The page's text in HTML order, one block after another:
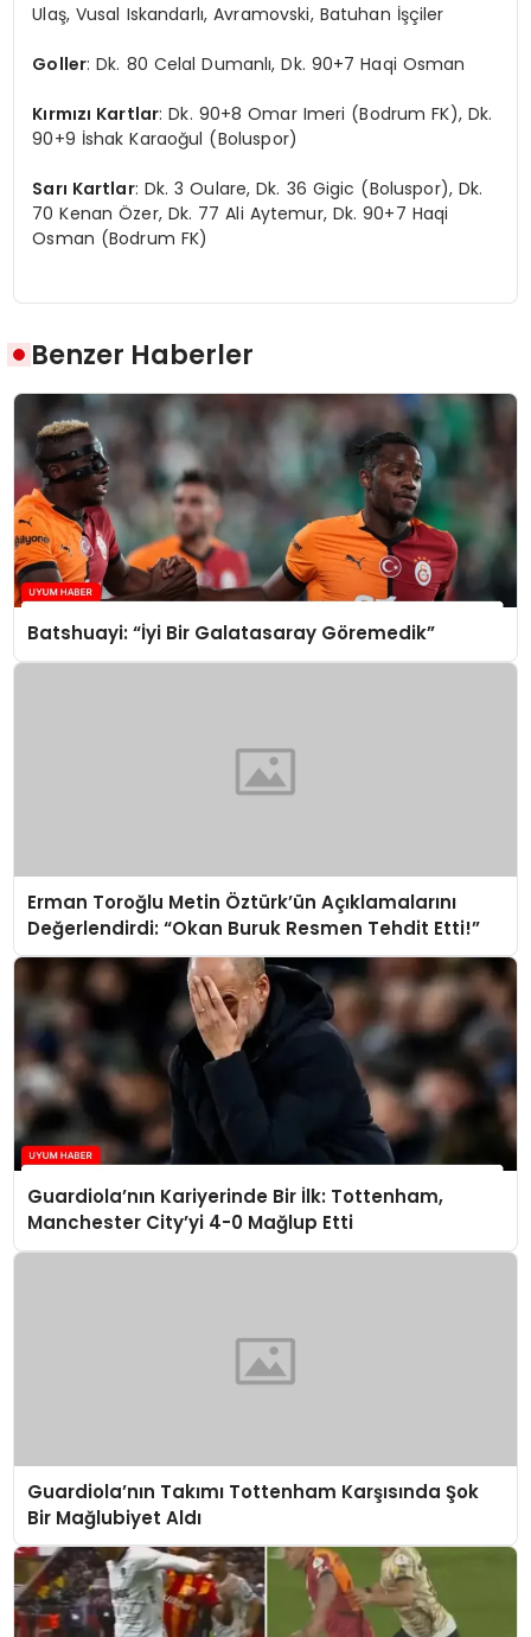
Ulaş, Vusal Iskandarlı, Avramovski, Batuhan İşçiler
Goller: Dk. 80 Celal Dumanlı, Dk. 90+7 Haqi Osman
Kırmızı Kartlar: Dk. 90+8 Omar Imeri (Bodrum FK), Dk.
90+9 İshak Karaoğul (Boluspor)
Sarı Kartlar: Dk. 3 Oulare, Dk. 36 Gigic (Boluspor), Dk.
70 Kenan Özer, Dk. 77 Ali Aytemur, Dk. 90+7 Haqi
Osman (Bodrum FK)
Benzer Haberler
Batshuayi: “İyi Bir Galatasaray Göremedik”
Erman Toroğlu Metin Öztürk’ün Açıklamalarını
Değerlendirdi: “Okan Buruk Resmen Tehdit Etti!”
Guardiola’nın Kariyerinde Bir İlk: Tottenham,
Manchester City’yi 4-0 Mağlup Etti
Guardiola’nın Takımı Tottenham Karşısında Şok
Bir Mağlubiyet Aldı